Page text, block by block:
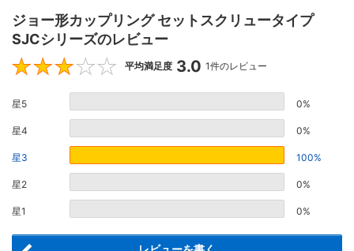
ジョー形カップリング セットスクリュータイプ
SJCシリーズのレビュー
3
平均満足度 3.0 1件のレビュー
星5 0%
星4 0%
星3 100%
星2 0%
星1 0%